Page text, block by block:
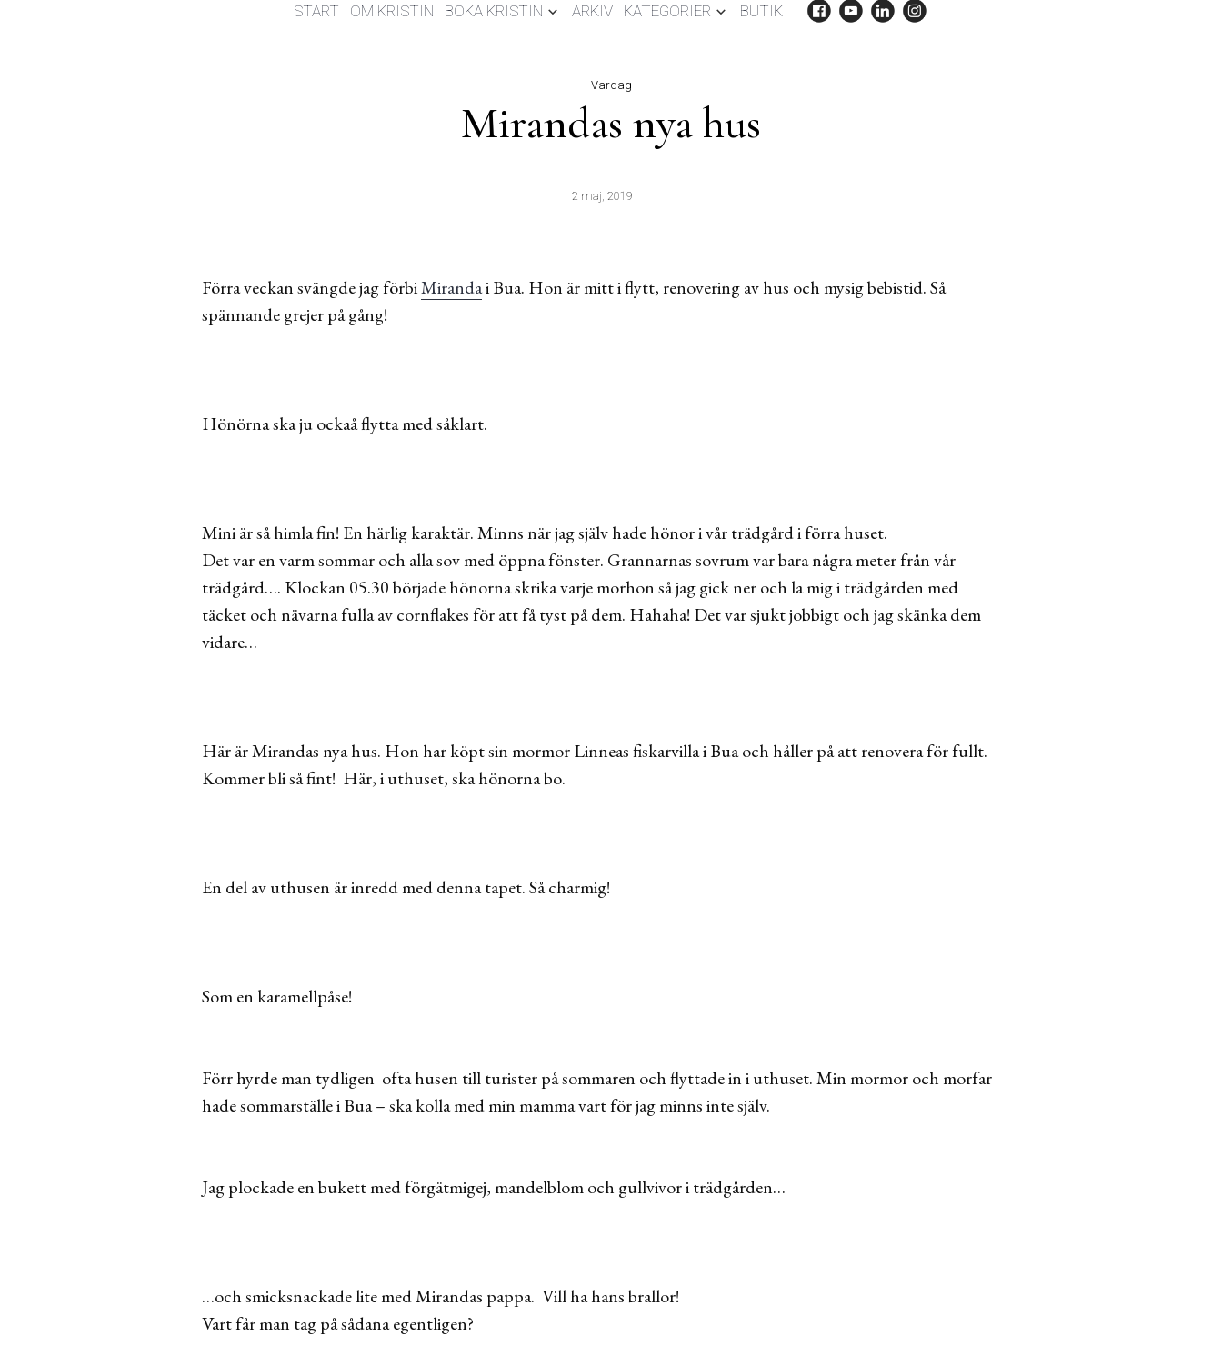
START OM KRISTIN BOKA KRISTIN ARKIV KATEGORIER BUTIK
Vardag
Mirandas nya hus
2 maj, 2019
Förra veckan svängde jag förbiMirandai Bua. Hon är mitt i flytt, renovering av hus och mysig bebistid. Så
spännande grejer på gång!
Hönörna ska ju ockaå flytta med såklart.
Mini är så himla fin! En härlig karaktär. Minns när jag själv hade hönor i vår trädgård i förra huset.
Det var en varm sommar och alla sov med öppna fönster. Grannarnas sovrum var bara några meter från vår
trädgård…. Klockan 05.30 började hönorna skrika varje morhon så jag gick ner och la mig i trädgården med
täcket och nävarna fulla av cornflakes för att få tyst på dem. Hahaha! Det var sjukt jobbigt och jag skänka dem
vidare…
Här är Mirandas nya hus. Hon har köpt sin mormor Linneas fiskarvilla i Bua och håller på att renovera för fullt.
Kommer bli så fint! Här, i uthuset, ska hönorna bo.
En del av uthusen är inredd med denna tapet. Så charmig!
Som en karamellpåse!
Förr hyrde man tydligen ofta husen till turister på sommaren och flyttade in i uthuset. Min mormor och morfar
hade sommarställe i Bua – ska kolla med min mamma vart för jag minns inte själv.
Jag plockade en bukett med förgätmigej, mandelblom och gullvivor i trädgården…
…och smicksnackade lite med Mirandas pappa. Vill ha hans brallor!
Vart får man tag på sådana egentligen?